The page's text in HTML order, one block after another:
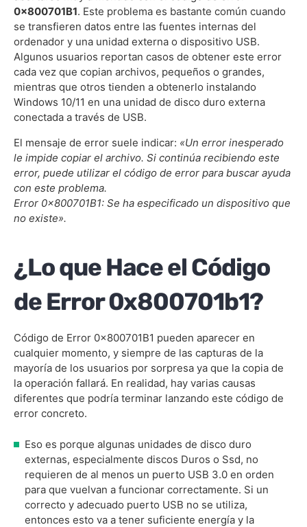
Configuración de Seguridad
Solución 5: Revertir la Unidad USB Driver
Solución 6: Ejecute la Utilidad CHKDSK
Solución 7: Crear una Nueva Cuenta de Usuario
Local
Solución 8: Escanear en busca de Malware
Solución 9: Cambiar el Formato de Destino
Solución 10: Quitar El Estado De Sólo Lectura
Solución 11: Crear una Partición NTFS
Periféricos
Solución 13: Copiar Archivos en Lotes más
Pequeños
Solución 14: Utilizar otra Unidad Externa
Preguntas frecuentes
0x800701B1. Este problema es bastante común cuando
se transfieren datos entre las fuentes internas del
ordenador y una unidad externa o dispositivo USB.
Algunos usuarios reportan casos de obtener este error
cada vez que copian archivos, pequeños o grandes,
mientras que otros tienden a obtenerlo instalando
Windows 10/11 en una unidad de disco duro externa
conectada a través de USB.
El mensaje de error suele indicar: «Un error inesperado
le impide copiar el archivo. Si continúa recibiendo este
error, puede utilizar el código de error para buscar ayuda
con este problema.
Error 0x800701B1: Se ha especificado un dispositivo que
no existe».
¿Lo que Hace el Código
de Error 0x800701b1?
Código de Error 0x800701B1 pueden aparecer en
cualquier momento, y siempre de las capturas de la
mayoría de los usuarios por sorpresa ya que la copia de
la operación fallará. En realidad, hay varias causas
diferentes que podría terminar lanzando este código de
error concreto.
Eso es porque algunas unidades de disco duro
externas, especialmente discos Duros o Ssd, no
requieren de al menos un puerto USB 3.0 en orden
para que vuelvan a funcionar correctamente. Si un
correcto y adecuado puerto USB no se utiliza,
entonces esto va a tener suficiente energía y la